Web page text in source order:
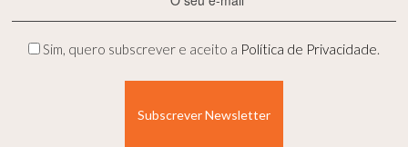
mail
Privacidade
Sim, quero subscrever e aceito a Política de Privacidade.